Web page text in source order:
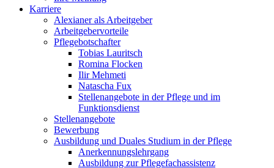
Karriere
Alexianer als Arbeitgeber
Arbeitgebervorteile
Pflegebotschafter
Tobias Lauritsch
Romina Flocken
Ilir Mehmeti
Natascha Fux
Stellenangebote in der Pflege und im
Funktionsdienst
Stellenangebote
Bewerbung
Ausbildung und Duales Studium in der Pflege
Anerkennungslehrgang
Ausbildung zur Pflegefachassistenz